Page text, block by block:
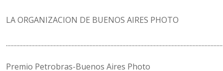
LA ORGANIZACION DE BUENOS AIRES PHOTO
Premio Petrobras-Buenos Aires Photo